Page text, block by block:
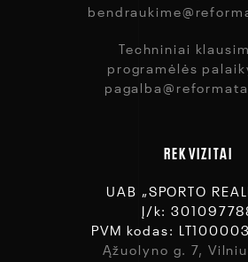
Techniniai
programėlės
REKVIZITAI
UAB „SPORTO
Į/k:
PVM kodas:
Ąžuolyno g. 7,